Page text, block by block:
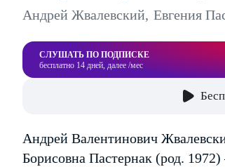
Андрей Жвалевский, Евгения
СЛУШАТЬ ПО ПОДПИСКЕ
бесплатно 14 дней, далее /мес
Андрей Валентинович
Борисовна Пастернак (род.